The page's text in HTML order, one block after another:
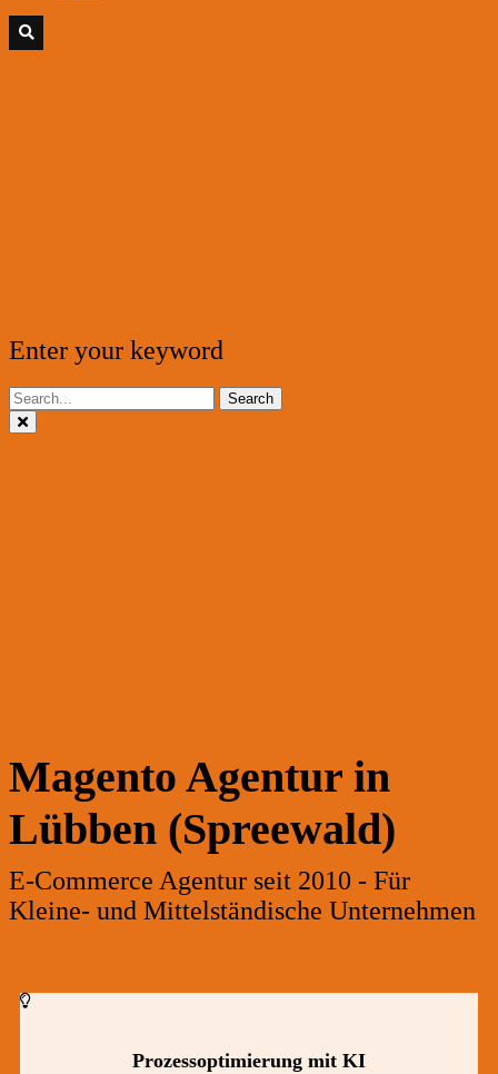
Enter your keyword
Search
Magento Agentur in
Lübben (Spreewald)
E-Commerce Agentur seit 2010 - Für
Kleine- und Mittelständische Unternehmen
Prozessoptimierung mit KI